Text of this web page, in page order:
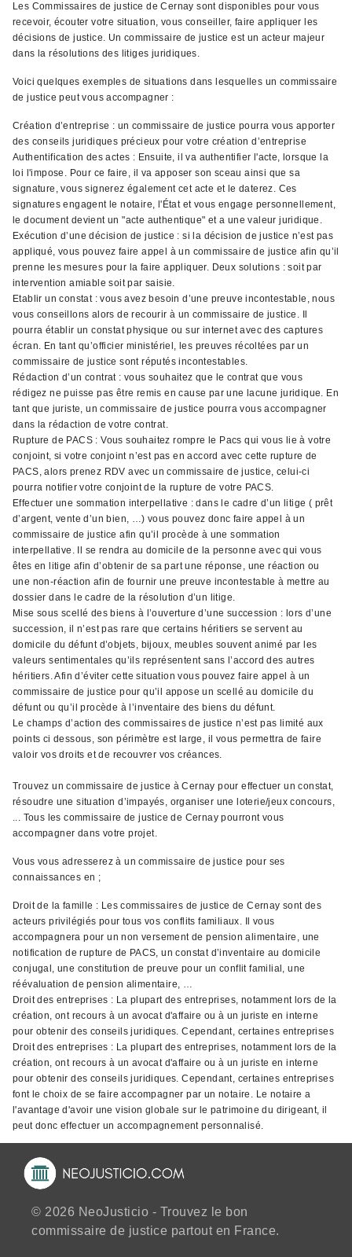
Les Commissaires de justice de Cernay sont disponibles pour vous
recevoir, écouter votre situation, vous conseiller, faire appliquer les
décisions de justice. Un commissaire de justice est un acteur majeur
dans la résolutions des litiges juridiques.
Voici quelques exemples de situations dans lesquelles un commissaire
de justice peut vous accompagner :
Création d’entreprise : un commissaire de justice pourra vous apporter
des conseils juridiques précieux pour votre création d’entreprise
Authentification des actes : Ensuite, il va authentifier l'acte, lorsque la
loi l'impose. Pour ce faire, il va apposer son sceau ainsi que sa
signature, vous signerez également cet acte et le daterez. Ces
signatures engagent le notaire, l'État et vous engage personnellement,
le document devient un "acte authentique" et a une valeur juridique.
Exécution d’une décision de justice : si la décision de justice n’est pas
appliqué, vous pouvez faire appel à un commissaire de justice afin qu’il
prenne les mesures pour la faire appliquer. Deux solutions : soit par
intervention amiable soit par saisie.
Etablir un constat : vous avez besoin d’une preuve incontestable, nous
vous conseillons alors de recourir à un commissaire de justice. Il
pourra établir un constat physique ou sur internet avec des captures
écran. En tant qu’officier ministériel, les preuves récoltées par un
commissaire de justice sont réputés incontestables.
Rédaction d’un contrat : vous souhaitez que le contrat que vous
rédigez ne puisse pas être remis en cause par une lacune juridique. En
tant que juriste, un commissaire de justice pourra vous accompagner
dans la rédaction de votre contrat.
Rupture de PACS : Vous souhaitez rompre le Pacs qui vous lie à votre
conjoint, si votre conjoint n’est pas en accord avec cette rupture de
PACS, alors prenez RDV avec un commissaire de justice, celui-ci
pourra notifier votre conjoint de la rupture de votre PACS.
Effectuer une sommation interpellative : dans le cadre d’un litige ( prêt
d’argent, vente d’un bien, …) vous pouvez donc faire appel à un
commissaire de justice afin qu’il procède à une sommation
interpellative. Il se rendra au domicile de la personne avec qui vous
êtes en litige afin d’obtenir de sa part une réponse, une réaction ou
une non-réaction afin de fournir une preuve incontestable à mettre au
dossier dans le cadre de la résolution d’un litige.
Mise sous scellé des biens à l’ouverture d’une succession : lors d’une
succession, il n’est pas rare que certains héritiers se servent au
domicile du défunt d’objets, bijoux, meubles souvent animé par les
valeurs sentimentales qu’ils représentent sans l’accord des autres
héritiers. Afin d’éviter cette situation vous pouvez faire appel à un
commissaire de justice pour qu’il appose un scellé au domicile du
défunt ou qu’il procède à l’inventaire des biens du défunt.
Le champs d’action des commissaires de justice n’est pas limité aux
points ci dessous, son périmètre est large, il vous permettra de faire
valoir vos droits et de recouvrer vos créances.
Trouvez un commissaire de justice à Cernay pour effectuer un constat,
résoudre une situation d’impayés, organiser une loterie/jeux concours,
... Tous les commissaire de justice de Cernay pourront vous
accompagner dans votre projet.
Vous vous adresserez à un commissaire de justice pour ses
connaissances en ;
Droit de la famille : Les commissaires de justice de Cernay sont des
acteurs privilégiés pour tous vos conflits familiaux. Il vous
accompagnera pour un non versement de pension alimentaire, une
notification de rupture de PACS, un constat d’inventaire au domicile
conjugal, une constitution de preuve pour un conflit familial, une
réévaluation de pension alimentaire, …
Droit des entreprises : La plupart des entreprises, notamment lors de la
création, ont recours à un avocat d'affaire ou à un juriste en interne
pour obtenir des conseils juridiques. Cependant, certaines entreprises
Droit des entreprises : La plupart des entreprises, notamment lors de la
création, ont recours à un avocat d'affaire ou à un juriste en interne
pour obtenir des conseils juridiques. Cependant, certaines entreprises
font le choix de se faire accompagner par un notaire. Le notaire a
l'avantage d'avoir une vision globale sur le patrimoine du dirigeant, il
peut donc effectuer un accompagnement personnalisé.
© 2026 NeoJusticio - Trouvez le bon
commissaire de justice partout en France.